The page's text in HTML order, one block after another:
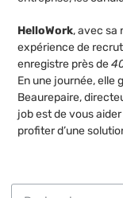
HelloWork, avec sa
expérience de
enregistre près de
En une journée, elle
Beaurepaire,
job est de vous
profiter d’une